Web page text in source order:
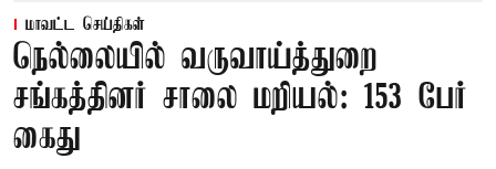
மாவட்ட செய்திகள்
நெல்லையில் வருவாய்த்துறை
சங்கத்தினர் சாலை மறியல்: 153 பேர்
கைது